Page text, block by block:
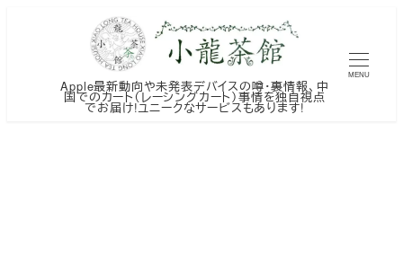
Apple最新動向や未発表デバイスの噂・裏情報、中
国でのカート（レーシングカート）事情を独自視点
でお届け!ユニークなサービスもあります!
MENU